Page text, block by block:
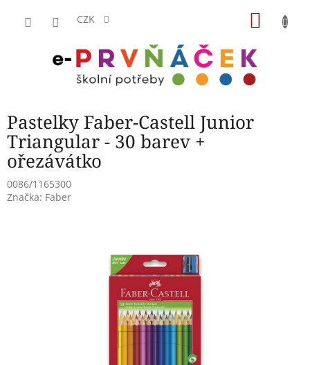
CZK
Pastelky Faber-Castell Junior
Triangular - 30 barev +
ořezávátko
0086/1165300
Značka: Faber